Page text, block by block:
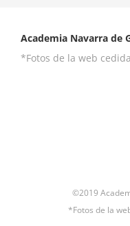
Academia Navarra de
*Fotos de la web
©2019
*Fotos de la